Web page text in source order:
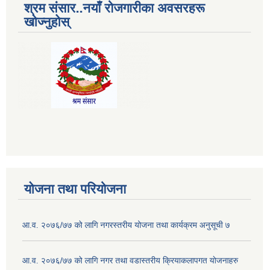
श्रम संसार..नयाँ रोजगारीका अवसरहरू
खोज्नुहोस्
योजना तथा परियोजना
आ.व. २०७६/७७ को लागि नगरस्तरीय योजना तथा कार्यक्रम अनुसूची ७
आ.व. २०७६/७७ को लागि नगर तथा वडास्तरीय क्रियाकलापगत योजनाहरु